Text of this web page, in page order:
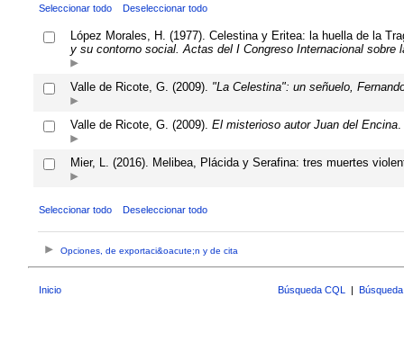
Seleccionar todo Deseleccionar todo
López Morales, H. (1977). Celestina y Eritea: la huella de la
y su contorno social. Actas del I Congreso Internacional sobre
Valle de Ricote, G. (2009). "La Celestina": un señuelo,
Valle de Ricote, G. (2009). El misterioso autor Juan del Encina.
Mier, L. (2016). Melibea, Plácida y Serafina: tres muertes
Seleccionar todo Deseleccionar todo
Opciones, de exportaci&oacute;n y de cita
Inicio Búsqueda CQL |